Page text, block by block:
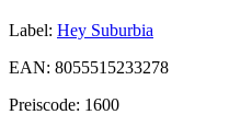
Label: Hey Suburbia
EAN: 8055515233278
Preiscode: 1600